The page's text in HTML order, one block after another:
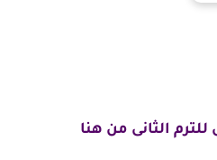
الثانى من هنا